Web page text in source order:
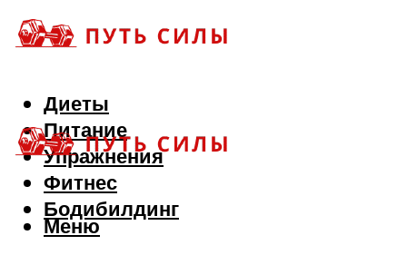
Диеты
Питание
Упражнения
Фитнес
Бодибилдинг
Меню